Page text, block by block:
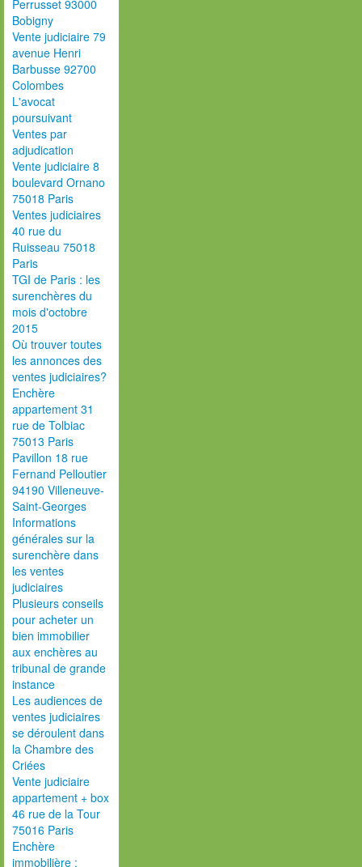
Perrusset 93000
Bobigny
Vente judiciaire 79
avenue Henri
Barbusse 92700
Colombes
L'avocat
poursuivant
Ventes par
adjudication
Vente judiciaire 8
boulevard Ornano
75018 Paris
Ventes judiciaires
40 rue du
Ruisseau 75018
Paris
TGI de Paris : les
surenchères du
mois d'octobre
2015
Où trouver toutes
les annonces des
ventes judiciaires?
Enchère
appartement 31
rue de Tolbiac
75013 Paris
Pavillon 18 rue
Fernand Pelloutier
94190 Villeneuve-
Saint-Georges
Informations
générales sur la
surenchère dans
les ventes
judiciaires
Plusieurs conseils
pour acheter un
bien immobilier
aux enchères au
tribunal de grande
instance
Les audiences de
ventes judiciaires
se déroulent dans
la Chambre des
Criées
Vente judiciaire
appartement + box
46 rue de la Tour
75016 Paris
Enchère
immobilière :